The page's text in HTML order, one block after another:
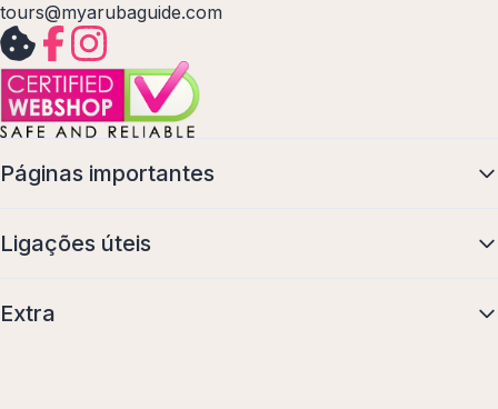
tours@myarubaguide.com
Páginas importantes
Ligações úteis
Extra